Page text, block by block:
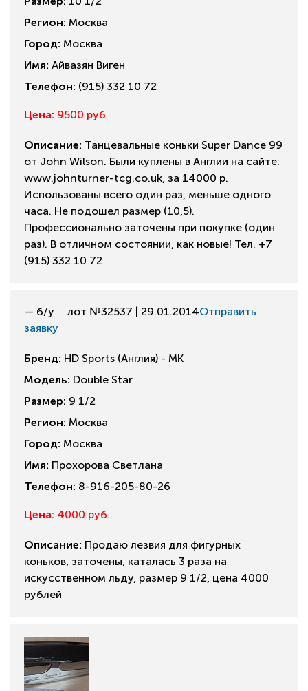
Регион: Москва
Город: Москва
Имя: Айвазян Виген
Телефон: (915) 332 10 72
Цена: 9500 руб.
Описание: Танцевальные коньки Super Dance 99
от John Wilson. Были куплены в Англии на сайте:
www.johnturner-tcg.co.uk, за 14000 р.
Использованы всего один раз, меньше одного
часа. Не подошел размер (10,5).
Профессионально заточены при покупке (один
раз). В отличном состоянии, как новые! Тел. +7
(915) 332 10 72
— б/у лот №32537 | 29.01.2014Отправить
заявку
Бренд: HD Sports (Англия) - MK
Модель: Double Star
Размер: 9 1/2
Регион: Москва
Город: Москва
Имя: Прохорова Светлана
Телефон: 8-916-205-80-26
Цена: 4000 руб.
Описание: Продаю лезвия для фигурных
коньков, заточены, каталась 3 раза на
искусственном льду, размер 9 1/2, цена 4000
рублей